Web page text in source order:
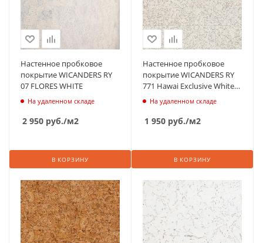
Настенное пробковое
покрытие WICANDERS RY
07 FLORES WHITE
На удаленном складе
2 950 руб./м2
В КОРЗИНУ
Настенное пробковое
покрытие WICANDERS RY
771 Hawai Exclusive White
New YS 771
На удаленном складе
1 950 руб./м2
В КОРЗИНУ